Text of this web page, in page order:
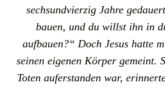
sechsundvierzig Jahre
bauen, und du willst ihn in
aufbauen?“ Doch Jesus hatte
seinen eigenen Körper gemeint.
Toten auferstanden war,